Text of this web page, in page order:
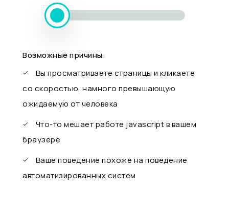
Возможные причины:
Вы просматриваете страницы и кликаете
со скоростью, намного превышающую
ожидаемую от человека
Что-то мешает работе javascript в вашем
браузере
Ваше поведение похоже на поведение
автоматизированных систем